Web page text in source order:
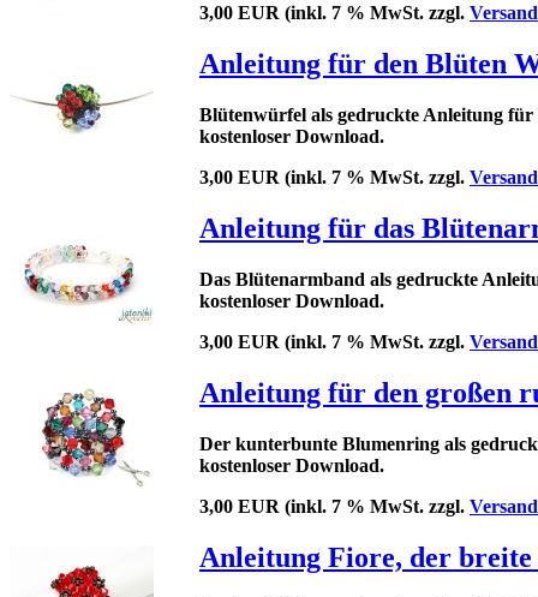
3,00 EUR (inkl. 7 % MwSt. zzgl.
Anleitung für den Blüten
Blütenwürfel als gedruckte Anleitung für
kostenloser Download.
3,00 EUR (inkl. 7 % MwSt. zzgl.
Anleitung für das
Das Blütenarmband als gedruckte
kostenloser Download.
3,00 EUR (inkl. 7 % MwSt. zzgl.
Anleitung für den großen
Der kunterbunte Blumenring als
kostenloser Download.
3,00 EUR (inkl. 7 % MwSt. zzgl.
Anleitung Fiore, der